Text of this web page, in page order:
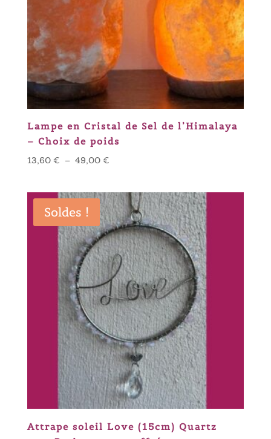
Lampe en Cristal de Sel de l’Himalaya
– Choix de poids
13,60 € – 49,00 €Plage
13,60 €
à
49,00 €
Soldes !
Attrape soleil Love (15cm) Quartz